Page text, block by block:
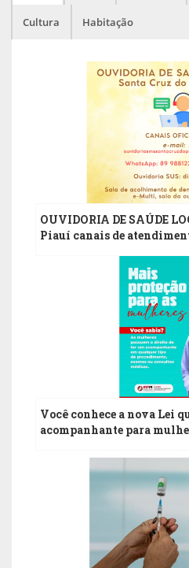
Cultura Habitação
OUVIDORIA DE SAÚDE
Piauí canais de
Você conhece a nova Lei
acompanhante para